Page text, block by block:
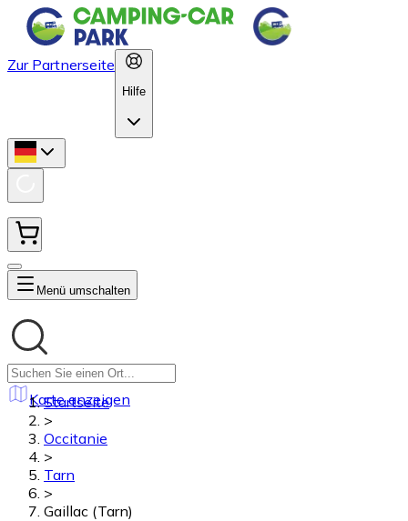
Zur Partnerseite
Hilfe
Menü umschalten
Karte anzeigen
Startseite
>
Occitanie
>
Tarn
>
Gaillac (Tarn)